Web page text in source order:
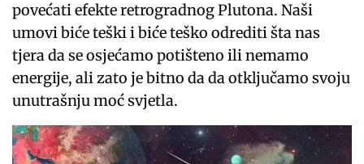
povećati efekte retrogradnog Plutona. Naši
umovi biće teški i biće teško odrediti šta nas
tjera da se osjećamo potišteno ili nemamo
energije, ali zato je bitno da da otključamo svoju
unutrašnju moć svjetla.